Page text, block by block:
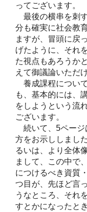
ってございます。
最後の横串を刺
分も確実に社会教
ますが、冒頭に戻
げたように、それ
た視点もあろうか
えて御議論いただ
養成課程につい
も、基本的には、
をしようという流
ございます。
続いて、5ページ
方をお示ししまし
るいは、より全体
まして、この中で
につけるべき資質
つ目が、先ほど言
うなところ、それ
すとかになったと